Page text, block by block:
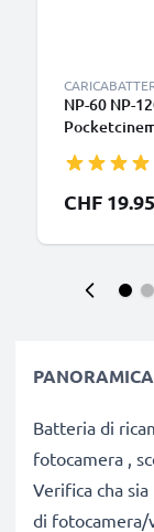
NP-60 NP-
Batterie per
CHF 19.95
PANORAMICA
Batteria di
fotocamera ,
Verifica cha
di fotocamera/